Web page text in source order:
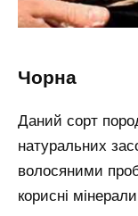
чорна
Даний сорт
натуральних
волосяними
корисні